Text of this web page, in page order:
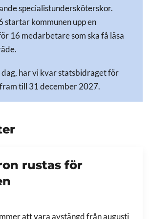
specialistundersköterskor.
startar kommunen upp en
16 medarbetare som ska få läsa
dag, har vi kvar statsbidraget för
till 31 december 2027.
rustas för
att vara avstängd från augusti